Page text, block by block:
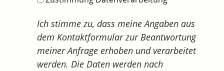
Ich stimme zu, dass meine Angaben aus
dem Kontaktformular zur Beantwortung
meiner Anfrage erhoben und verarbeitet
werden. Die Daten werden nach